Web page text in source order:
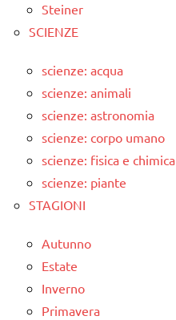
Steiner
SCIENZE
scienze: acqua
scienze: animali
scienze: astronomia
scienze: corpo umano
scienze: fisica e chimica
scienze: piante
STAGIONI
Autunno
Estate
Inverno
Primavera